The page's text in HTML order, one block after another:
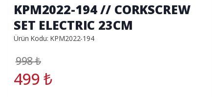
KPM2022-194 // CORKSCREW
SET ELECTRIC 23CM
Ürün Kodu: KPM2022-194
998₺
499₺